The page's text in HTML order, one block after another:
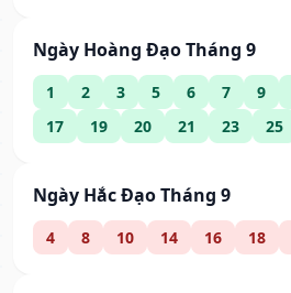
Ngày Hoàng Đạo Tháng 9
1 2 3 5 6 7 9
17
19 20 21 23 25
Ngày Hắc Đạo Tháng 9
4 8 10 14 16 18